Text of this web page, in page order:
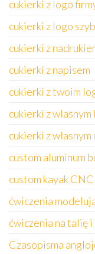
cukierki z logo
cukierki z logo
cukierki z
cukierki z napisem
cukierki z twoim
cukierki z wlasnym
cukierki z
custom aluminum
custom kayak
ćwiczenia
ćwiczenia na talię i
Czasopisma